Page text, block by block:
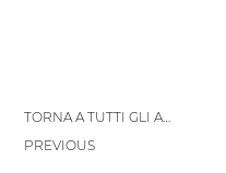
TORNA A TUTTI GLI ABITI
PREVIOUS